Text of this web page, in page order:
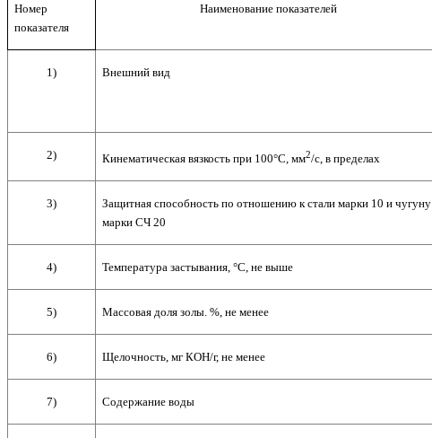
Номер
показателя
Наименование показателей
1) Внешний вид
2) Кинематическая вязкость при 100°С, мм2/с, в пределах
3)
Защитная способность по отношению к стали марки 10 и чугуну
марки СЧ 20
4) Температура застывания,°С, не выше
5) Массовая доля золы. %, не менее
6) Щелочность, мг КОН/г, не менее
7) Содержание воды